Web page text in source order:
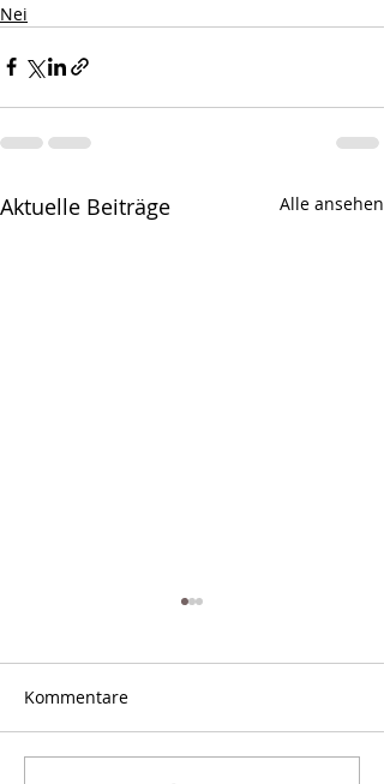
Nei
Aktuelle Beiträge Alle ansehen
Kommentare